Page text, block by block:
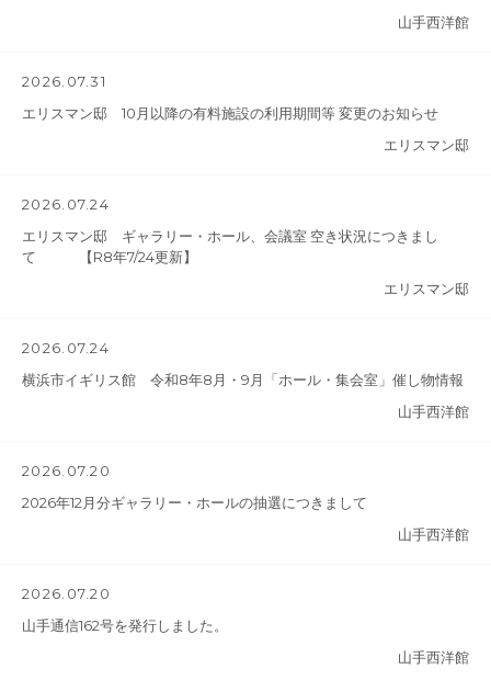
山手西洋館
2026.07.31
エリスマン邸 10月以降の有料施設の利用期間等 変更のお知らせ
エリスマン邸
2026.07.24
エリスマン邸 ギャラリー・ホール、会議室 空き状況につきまし
て 【R8年7/24更新】
エリスマン邸
2026.07.24
横浜市イギリス館 令和8年8月・9月「ホール・集会室」催し物情報
山手西洋館
2026.07.20
2026年12月分ギャラリー・ホールの抽選につきまして
山手西洋館
2026.07.20
山手通信162号を発行しました。
山手西洋館